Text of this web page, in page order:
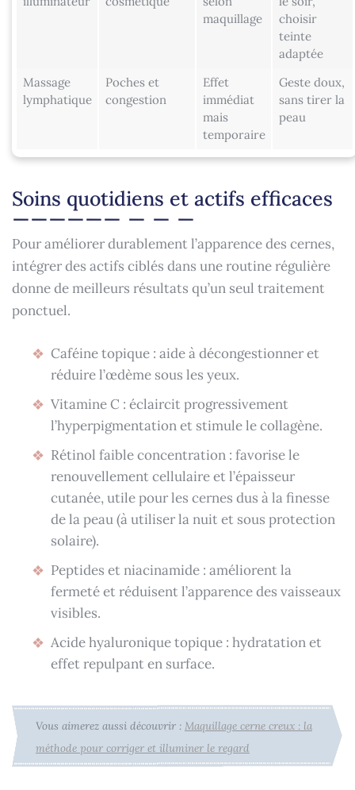
maquillage
choisir
teinte
adaptée
Massage
lymphatique
Poches et
congestion
Effet
immédiat
mais
temporaire
Geste doux,
sans tirer la
peau
Soins quotidiens et actifs efficaces
Pour améliorer durablement l’apparence des cernes,
intégrer des actifs ciblés dans une routine régulière
donne de meilleurs résultats qu’un seul traitement
ponctuel.
Caféine topique : aide à décongestionner et
réduire l’œdème sous les yeux.
Vitamine C : éclaircit progressivement
l’hyperpigmentation et stimule le collagène.
Rétinol faible concentration : favorise le
renouvellement cellulaire et l’épaisseur
cutanée, utile pour les cernes dus à la finesse
de la peau (à utiliser la nuit et sous protection
solaire).
Peptides et niacinamide : améliorent la
fermeté et réduisent l’apparence des vaisseaux
visibles.
Acide hyaluronique topique : hydratation et
effet repulpant en surface.
Vous aimerez aussi découvrir : Maquillage cerne creux : la
méthode pour corriger et illuminer le regard